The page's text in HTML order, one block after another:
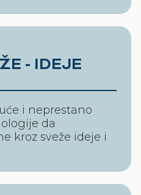
- IDEJE
i neprestano
da
kroz sveže ideje i